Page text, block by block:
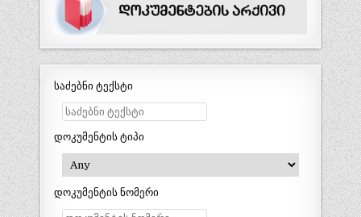
საძებნი ტექსტი
დოკუმენტის ტიპი
დოკუმენტის ნომერი